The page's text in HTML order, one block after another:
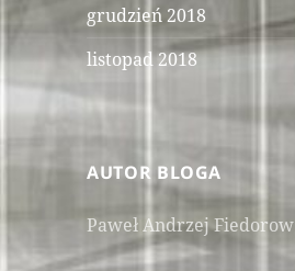
grudzień 2018
listopad 2018
AUTOR BLOGA
Paweł Andrzej Fiedorow